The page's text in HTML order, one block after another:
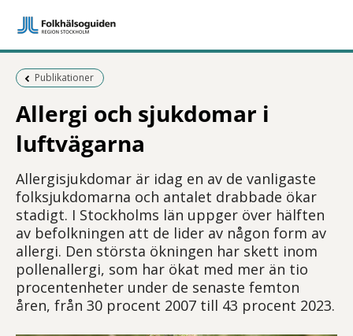
Föregående sida:
Publikationer
Allergi och sjukdomar i
luftvägarna
Allergisjukdomar är idag en av de vanligaste
folksjukdomarna och antalet drabbade ökar
stadigt. I Stockholms län uppger över hälften
av befolkningen att de lider av någon form av
allergi. Den största ökningen har skett inom
pollenallergi, som har ökat med mer än tio
procentenheter under de senaste femton
åren, från 30 procent 2007 till 43 procent 2023.